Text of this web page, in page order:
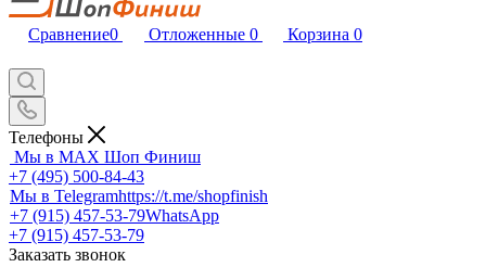
Сравнение0 Отложенные 0 Корзина 0
Телефоны
Мы в MAX Шоп Финиш
+7 (495) 500-84-43
Мы в Telegramhttps://t.me/shopfinish
+7 (915) 457-53-79WhatsApp
+7 (915) 457-53-79
Заказать звонок